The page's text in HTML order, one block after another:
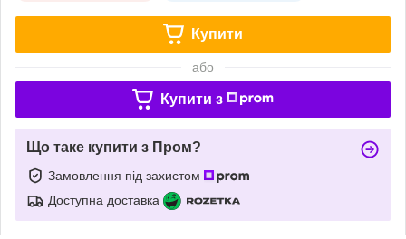
Купити
або
Купити з
Що таке купити з Пром?
Замовлення під захистом
Доступна доставка